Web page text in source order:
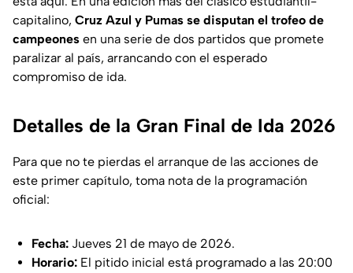
capitalino, Cruz Azul y Pumas se disputan el trofeo de
campeones en una serie de dos partidos que promete
paralizar al país, arrancando con el esperado
compromiso de ida.
Detalles de la Gran Final de Ida 2026
Para que no te pierdas el arranque de las acciones de
este primer capítulo, toma nota de la programación
oficial:
Fecha: Jueves 21 de mayo de 2026.
Horario: El pitido inicial está programado a las 20:00